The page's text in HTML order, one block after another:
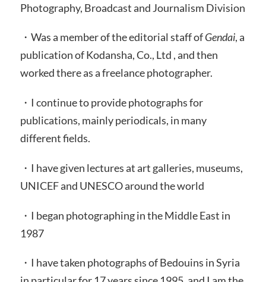
Photography, Broadcast and Journalism Division
・Was a member of the editorial staff ofGendai, a
publication of Kodansha, Co., Ltd , and then
worked there as a freelance photographer.
・I continue to provide photographs for
publications, mainly periodicals, in many
different fields.
・I have given lectures at art galleries, museums,
UNICEF and UNESCO around the world
・I began photographing in the Middle East in
1987
・I have taken photographs of Bedouins in Syria